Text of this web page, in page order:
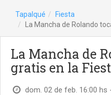
Tapalqué
Fiesta
La Mancha de Rolando
La Mancha de
gratis en la
dom. 02 de feb. 16:00 hs